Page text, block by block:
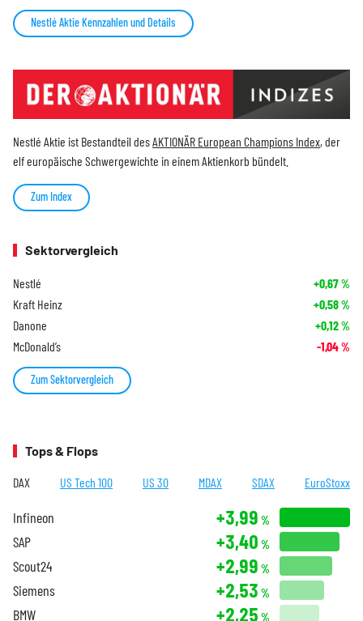
Nestlé Aktie Kennzahlen und Details
Nestlé Aktie ist Bestandteil desAKTIONÄR European Champions Index, der
elf europäische Schwergewichte in einem Aktienkorb bündelt.
Zum Index
Sektorvergleich
Nestlé +0,67%
Kraft Heinz +0,58%
Danone +0,12%
McDonald’s -1,04%
Zum Sektorvergleich
Tops & Flops
DAX US Tech 100 US 30 MDAX SDAX EuroStoxx
Infineon +3,99 %
SAP +3,40 %
Scout24 +2,99 %
Siemens +2,53 %
BMW +2,25 %